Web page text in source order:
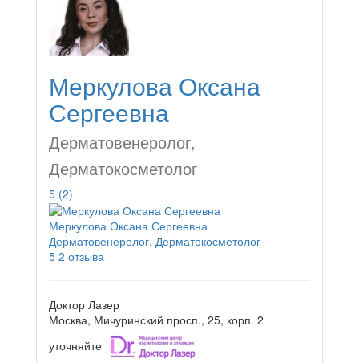
Меркулова Оксана
Сергеевна
Дерматовенеролог,
Дерматокосметолог
5 (2)
Меркулова Оксана Сергеевна
Дерматовенеролог, Дерматокосметолог
5 2 отзыва
Доктор Лазер
Москва, Мичуринский просп., 25, корп. 2
уточняйте